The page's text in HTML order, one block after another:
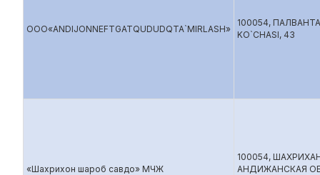
ООО«ANDIJONNEFTGATQUDUDQTA`MIRLASH»
100054,
KO`CHASI, 43
«Шахрихон шароб савдо» МЧЖ
100054,
АНДИЖАНСКАЯ